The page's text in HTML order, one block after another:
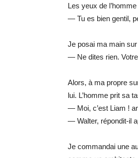
Les yeux de
— Tu es bien gentil,
Je posai ma main sur
— Ne dites rien.
Alors, à ma propre
lui. L’homme prit sa
— Moi, c’est Liam !
— Walter, répondit-il
Je commandai une